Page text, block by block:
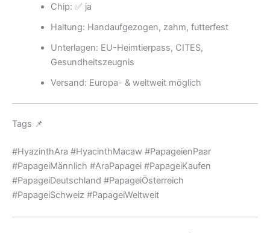
Chip: ✅ ja
Haltung: Handaufgezogen, zahm, futterfest
Unterlagen: EU-Heimtierpass, CITES,
Gesundheitszeugnis
Versand: Europa- & weltweit möglich
Tags 📌
#HyazinthAra #HyacinthMacaw #PapageienPaar
#PapageiMännlich #AraPapagei #PapageiKaufen
#PapageiDeutschland #PapageiÖsterreich
#PapageiSchweiz #PapageiWeltweit